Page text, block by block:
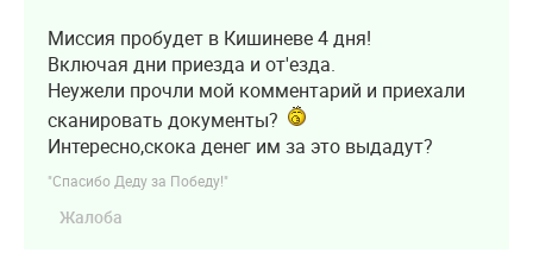
Миссия пробудет в Кишиневе 4 дня!
Включая дни приезда и от'езда.
Неужели прочли мой комментарий и приехали
сканировать документы?
Интересно,скока денег им за это выдадут?
"Спасибо Деду за Победу!"
Жалоба